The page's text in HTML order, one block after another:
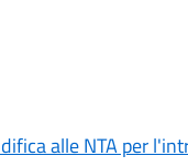
alle NTA per